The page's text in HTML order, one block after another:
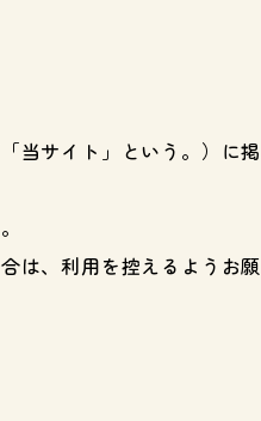
当サイト」という。）
は、利用を控えるようお願